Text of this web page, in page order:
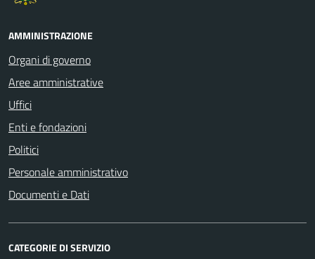
AMMINISTRAZIONE
Organi di governo
Aree amministrative
Uffici
Enti e fondazioni
Politici
Personale amministrativo
Documenti e Dati
CATEGORIE DI SERVIZIO